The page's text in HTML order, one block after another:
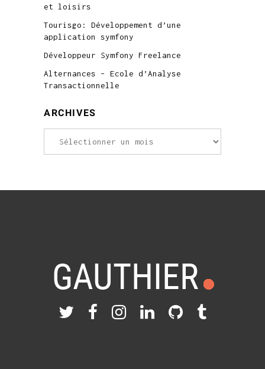
et loisirs
Tourisgo: Développement d’une
application symfony
Développeur Symfony Freelance
Alternances – Ecole d’Analyse
Transactionnelle
ARCHIVES